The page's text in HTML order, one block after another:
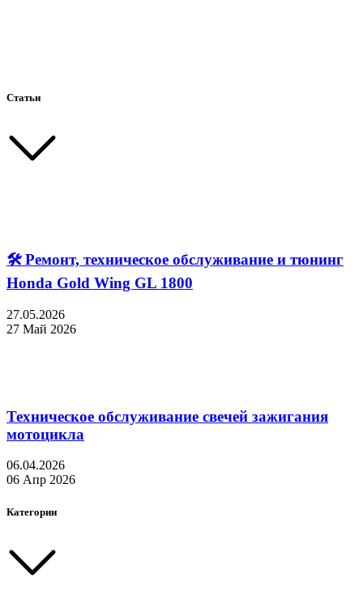
Статьи
🛠 Ремонт, техническое обслуживание и тюнинг
Honda Gold Wing GL 1800
27.05.2026
27 Май 2026
Техническое обслуживание свечей зажигания
мотоцикла
06.04.2026
06 Апр 2026
Категории